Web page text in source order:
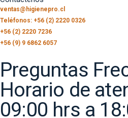
ventas@higienepro.cl
Teléfonos: +56 (2) 2220 0326
+56 (2) 2220 7236
+56 (9) 9 6862 6057
Preguntas
Horario de
09:00 hrs a